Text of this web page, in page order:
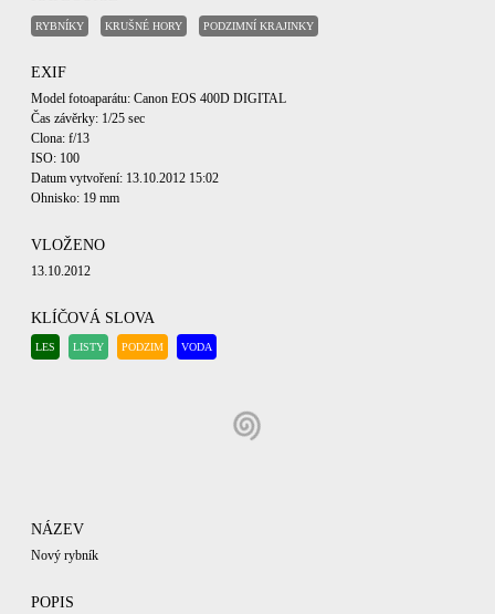
RYBNÍKY KRUŠNÉ HORY PODZIMNÍ KRAJINKY
EXIF
Model fotoaparátu: Canon EOS 400D DIGITAL
Čas závěrky: 1/25 sec
Clona: f/13
ISO: 100
Datum vytvoření: 13.10.2012 15:02
Ohnisko: 19 mm
VLOŽENO
13.10.2012
KLÍČOVÁ SLOVA
LES LISTY PODZIM VODA
NÁZEV
Nový rybník
POPIS